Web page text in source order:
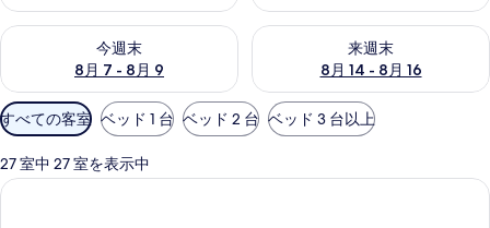
今週末
8月 7 - 8月 9
今週末 8月 7 - 8月 9 の空室状況をチェック
来週末
8月 14 - 8月 16
来週末 8月 14 - 8月 16 の空室
利
用
可
能
すべての客室 ベッド 1 台 ベッド 2 台 ベッド 3 台以上
27 室中 27 室を表示中